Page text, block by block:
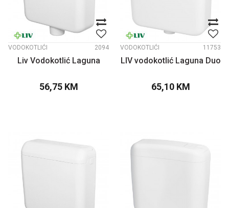
VODOKOTLIĆI 2094
Liv Vodokotlić Laguna
56,75 KM
VODOKOTLIĆI 11753
LIV vodokotlić Laguna Duo
65,10 KM